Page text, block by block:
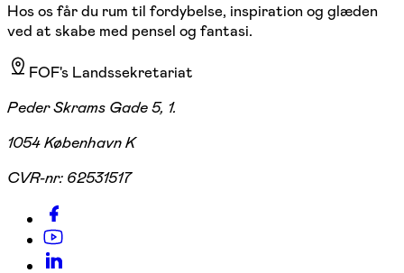
Hos os får du rum til fordybelse, inspiration og glæden
ved at skabe med pensel og fantasi.
FOF's Landssekretariat
Peder Skrams Gade 5, 1.
1054 København K
CVR-nr: 62531517